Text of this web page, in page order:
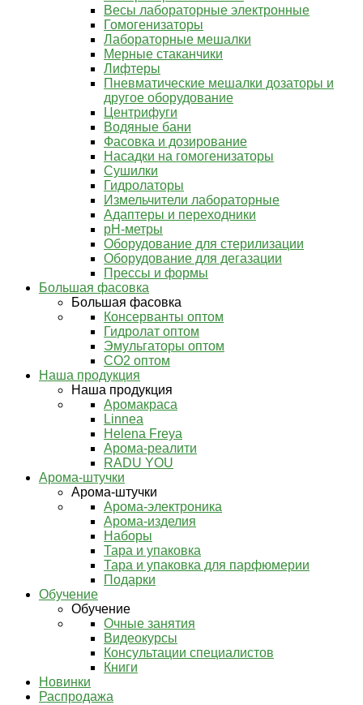
Весы лабораторные электронные
Гомогенизаторы
Лабораторные мешалки
Мерные стаканчики
Лифтеры
Пневматические мешалки дозаторы и
другое оборудование
Центрифуги
Водяные бани
Фасовка и дозирование
Насадки на гомогенизаторы
Сушилки
Гидролаторы
Измельчители лабораторные
Адаптеры и переходники
pH-метры
Оборудование для стерилизации
Оборудование для дегазации
Прессы и формы
Большая фасовка
Большая фасовка
Консерванты оптом
Гидролат оптом
Эмульгаторы оптом
СО2 оптом
Наша продукция
Наша продукция
Аромакраса
Linnea
Helena Freya
Арома-реалити
RADU YOU
Арома-штучки
Арома-штучки
Арома-электроника
Арома-изделия
Наборы
Тара и упаковка
Тара и упаковка для парфюмерии
Подарки
Обучение
Обучение
Очные занятия
Видеокурсы
Консультации специалистов
Книги
Новинки
Распродажа